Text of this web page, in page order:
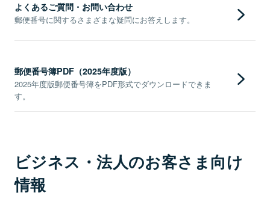
よくあるご質問・お問い合わせ
郵便番号に関するさまざまな疑問にお答えします。
郵便番号簿PDF（2025年度版）
2025年度版郵便番号簿をPDF形式でダウンロードできま
す。
ビジネス・法人のお客さま向け
情報